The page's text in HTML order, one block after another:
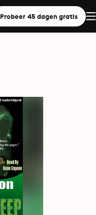
Probeer 45 dagen gratis